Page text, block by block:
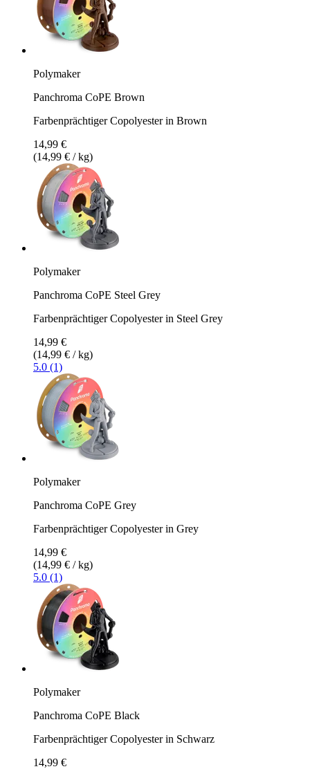
Polymaker
Panchroma CoPE Brown
Farbenprächtiger Copolyester in Brown
14,99 €
(14,99 € / kg)
Polymaker
Panchroma CoPE Steel Grey
Farbenprächtiger Copolyester in Steel Grey
14,99 €
(14,99 € / kg)
5.0 (1)
Polymaker
Panchroma CoPE Grey
Farbenprächtiger Copolyester in Grey
14,99 €
(14,99 € / kg)
5.0 (1)
Polymaker
Panchroma CoPE Black
Farbenprächtiger Copolyester in Schwarz
14,99 €